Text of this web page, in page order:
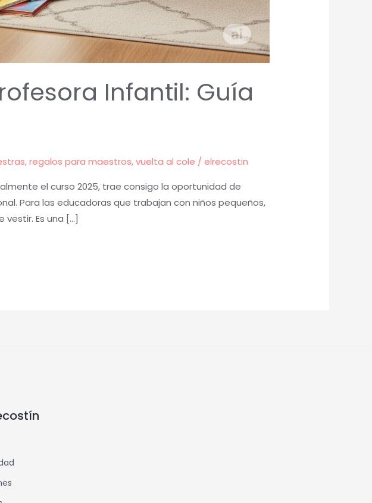
Infantil: Guía
,regalos para maestros,vuelta al cole /elrecostin
el curso 2025, trae consigo la oportunidad de
Para las educadoras que trabajan con niños pequeños,
Es una […]